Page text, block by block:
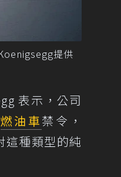
提供
表示，公司
燃油車禁令，
這種類型的純